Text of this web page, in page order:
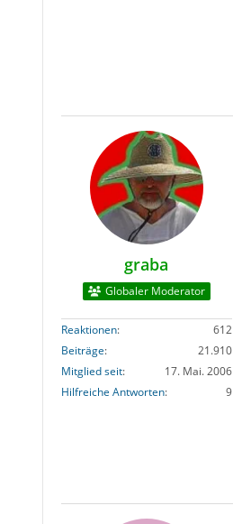
graba
Globaler Moderator
Reaktionen
612
Beiträge
21.910
Mitglied seit
17. Mai. 2006
Hilfreiche Antworten
9